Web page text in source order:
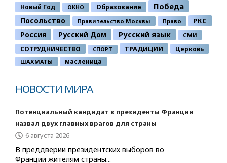
Новый Год ОКНО Образование Победа
Посольство Правительство Москвы Право РКС
Россия Русский Дом Русский язык СМИ
СОТРУДНИЧЕСТВО СПОРТ ТРАДИЦИИ Церковь
ШАХМАТЫ масленица
НОВОСТИ МИРА
Потенциальный кандидат в президенты Франции
назвал двух главных врагов для страны
6 августа 2026
В преддверии президентских выборов во
Франции жителям страны...